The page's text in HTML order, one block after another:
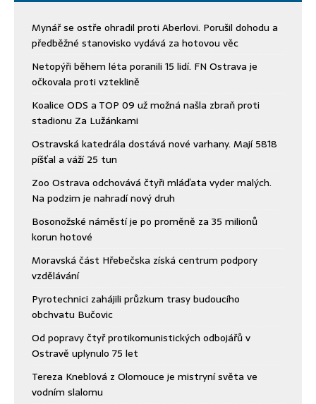
Mynář se ostře ohradil proti Aberlovi. Porušil dohodu a
předběžné stanovisko vydává za hotovou věc
Netopýři během léta poranili 15 lidí. FN Ostrava je
očkovala proti vzteklině
Koalice ODS a TOP 09 už možná našla zbraň proti
stadionu Za Lužánkami
Ostravská katedrála dostává nové varhany. Mají 5818
píšťal a váží 25 tun
Zoo Ostrava odchovává čtyři mláďata vyder malých.
Na podzim je nahradí nový druh
Bosonožské náměstí je po proměně za 35 milionů
korun hotové
Moravská část Hřebečska získá centrum podpory
vzdělávání
Pyrotechnici zahájili průzkum trasy budoucího
obchvatu Bučovic
Od popravy čtyř protikomunistických odbojářů v
Ostravě uplynulo 75 let
Tereza Kneblová z Olomouce je mistryní světa ve
vodním slalomu